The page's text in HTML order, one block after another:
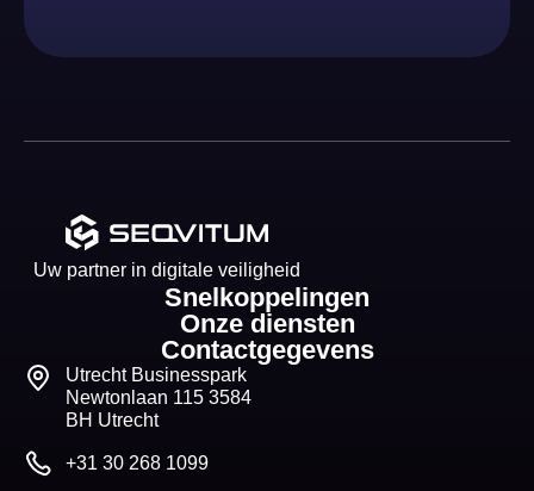
Uw partner in digitale veiligheid
Snelkoppelingen
Onze diensten
Contactgegevens
Utrecht Businesspark
Newtonlaan 115 3584
BH Utrecht
+31 30 268 1099